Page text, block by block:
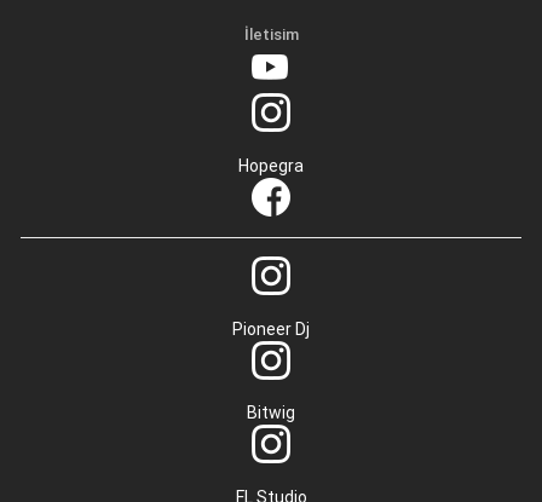
İletisim
Hopegra
Pioneer Dj
Bitwig
FL Studio